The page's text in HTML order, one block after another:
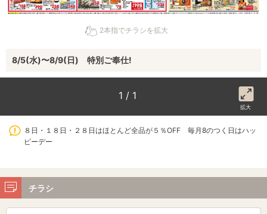
2本指でチラシを拡大
8/5(水)〜8/9(日) 特別ご奉仕!
1 / 1
拡大
８日・１８日・２８日はほとんど全品が５％OFF 毎月8のつく日はハッ
ピーデー
チラシ